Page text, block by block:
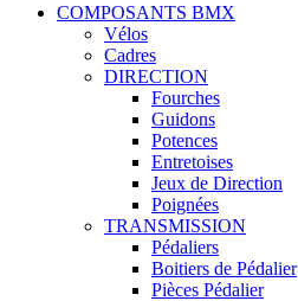
COMPOSANTS BMX
Vélos
Cadres
DIRECTION
Fourches
Guidons
Potences
Entretoises
Jeux de Direction
Poignées
TRANSMISSION
Pédaliers
Boitiers de Pédalier
Pièces Pédalier